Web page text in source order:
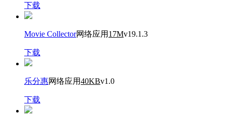
下载
Movie Collector网络应用 17Mv19.1.3
下载
乐分惠网络应用40KBv1.0
下载